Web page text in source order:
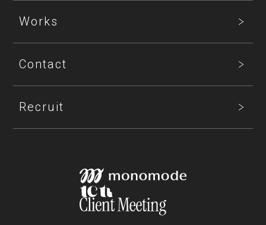
Works
Contact
Recruit